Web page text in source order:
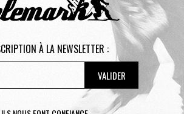
À LA NEWSLETTER :